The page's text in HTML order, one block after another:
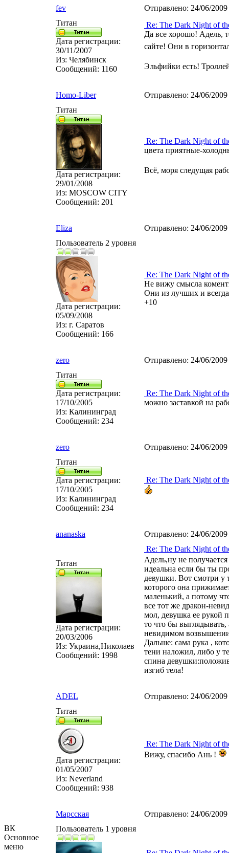
ВК
Основное
меню
fev Отправлено: 24/06/
Титан
Дата регистрации:
30/11/2007
Из: Челябинск
Сообщений: 1160
Re: The Dark Night of
Да все хорошо! Адель,
сайте! Они в
Эльфийки есть!
Homo-Liber Отправлено: 24/06/
Титан
Дата регистрации:
29/01/2008
Из: MOSCOW CITY
Сообщений: 201
Re: The Dark Night of
цвета приятные-
Всё, моря следущая
Eliza Отправлено: 24/06/
Пользователь 2 уровня
Дата регистрации:
05/09/2008
Из: г. Саратов
Сообщений: 166
Re: The Dark Night of
Не вижу смысла
Они из лучших и
+10
zero Отправлено: 24/06/
Титан
Дата регистрации:
17/10/2005
Из: Калининград
Сообщений: 234
Re: The Dark Night of
можно заставкой на
zero Отправлено: 24/06/
Титан
Дата регистрации:
17/10/2005
Из: Калининград
Сообщений: 234
Re: The Dark Night of
ananaska Отправлено: 24/06/
Титан
Дата регистрации:
20/03/2006
Из: Украина,Николаев
Сообщений: 1998
Re: The Dark Night of
Адель,ну не
идеальна если бы ты
девушки. Вот смотри у
которого она
маленький, а потому
все тот же дракон-
мол, девушка ее рукой
то что бы
невидимом
Дальше: сама рука ,
тени наложил, либо у
спина
изгиб тела!
ADEL Отправлено: 24/06/
Титан
Дата регистрации:
01/05/2007
Из: Neverland
Сообщений: 938
Re: The Dark Night of
Вижу, спасибо Ань !
Марсская Отправлено: 24/06/
Пользователь 1 уровня